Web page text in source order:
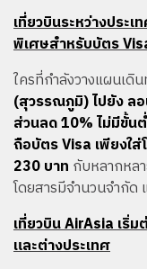
เที่ยวบินระหว่างประ
พิเศษสำหรับบัตร
ใครที่กำลังวางแผนเดิ
(สุวรรณภูมิ) ไปยัง ล
ส่วนลด 10% ไม่มีขั้น
ถือบัตร Visa เพียงใส่
230 บาท กับหลากหล
โดยสารมีจำนวนจำกัด
เที่ยวบิน AirAsia เริ่
และต่างประเทศ